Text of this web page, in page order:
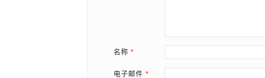
名称 *
电子邮件 *